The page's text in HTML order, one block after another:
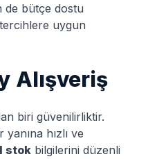
de bütçe dostu
uygun
Alışveriş
biri güvenilirliktir.
hızlı ve
stok bilgilerini düzenli